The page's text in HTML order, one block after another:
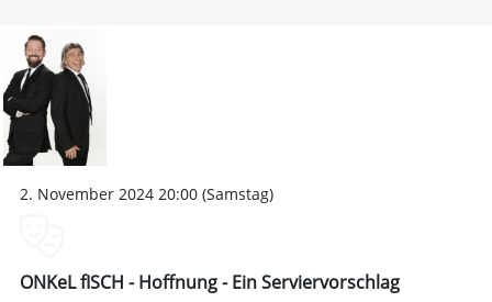
2. November 2024 20:00 (Samstag)
ONKeL fISCH - Hoffnung - Ein Serviervorschlag